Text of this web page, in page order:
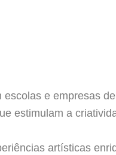
e empresas
estimulam a
artísticas